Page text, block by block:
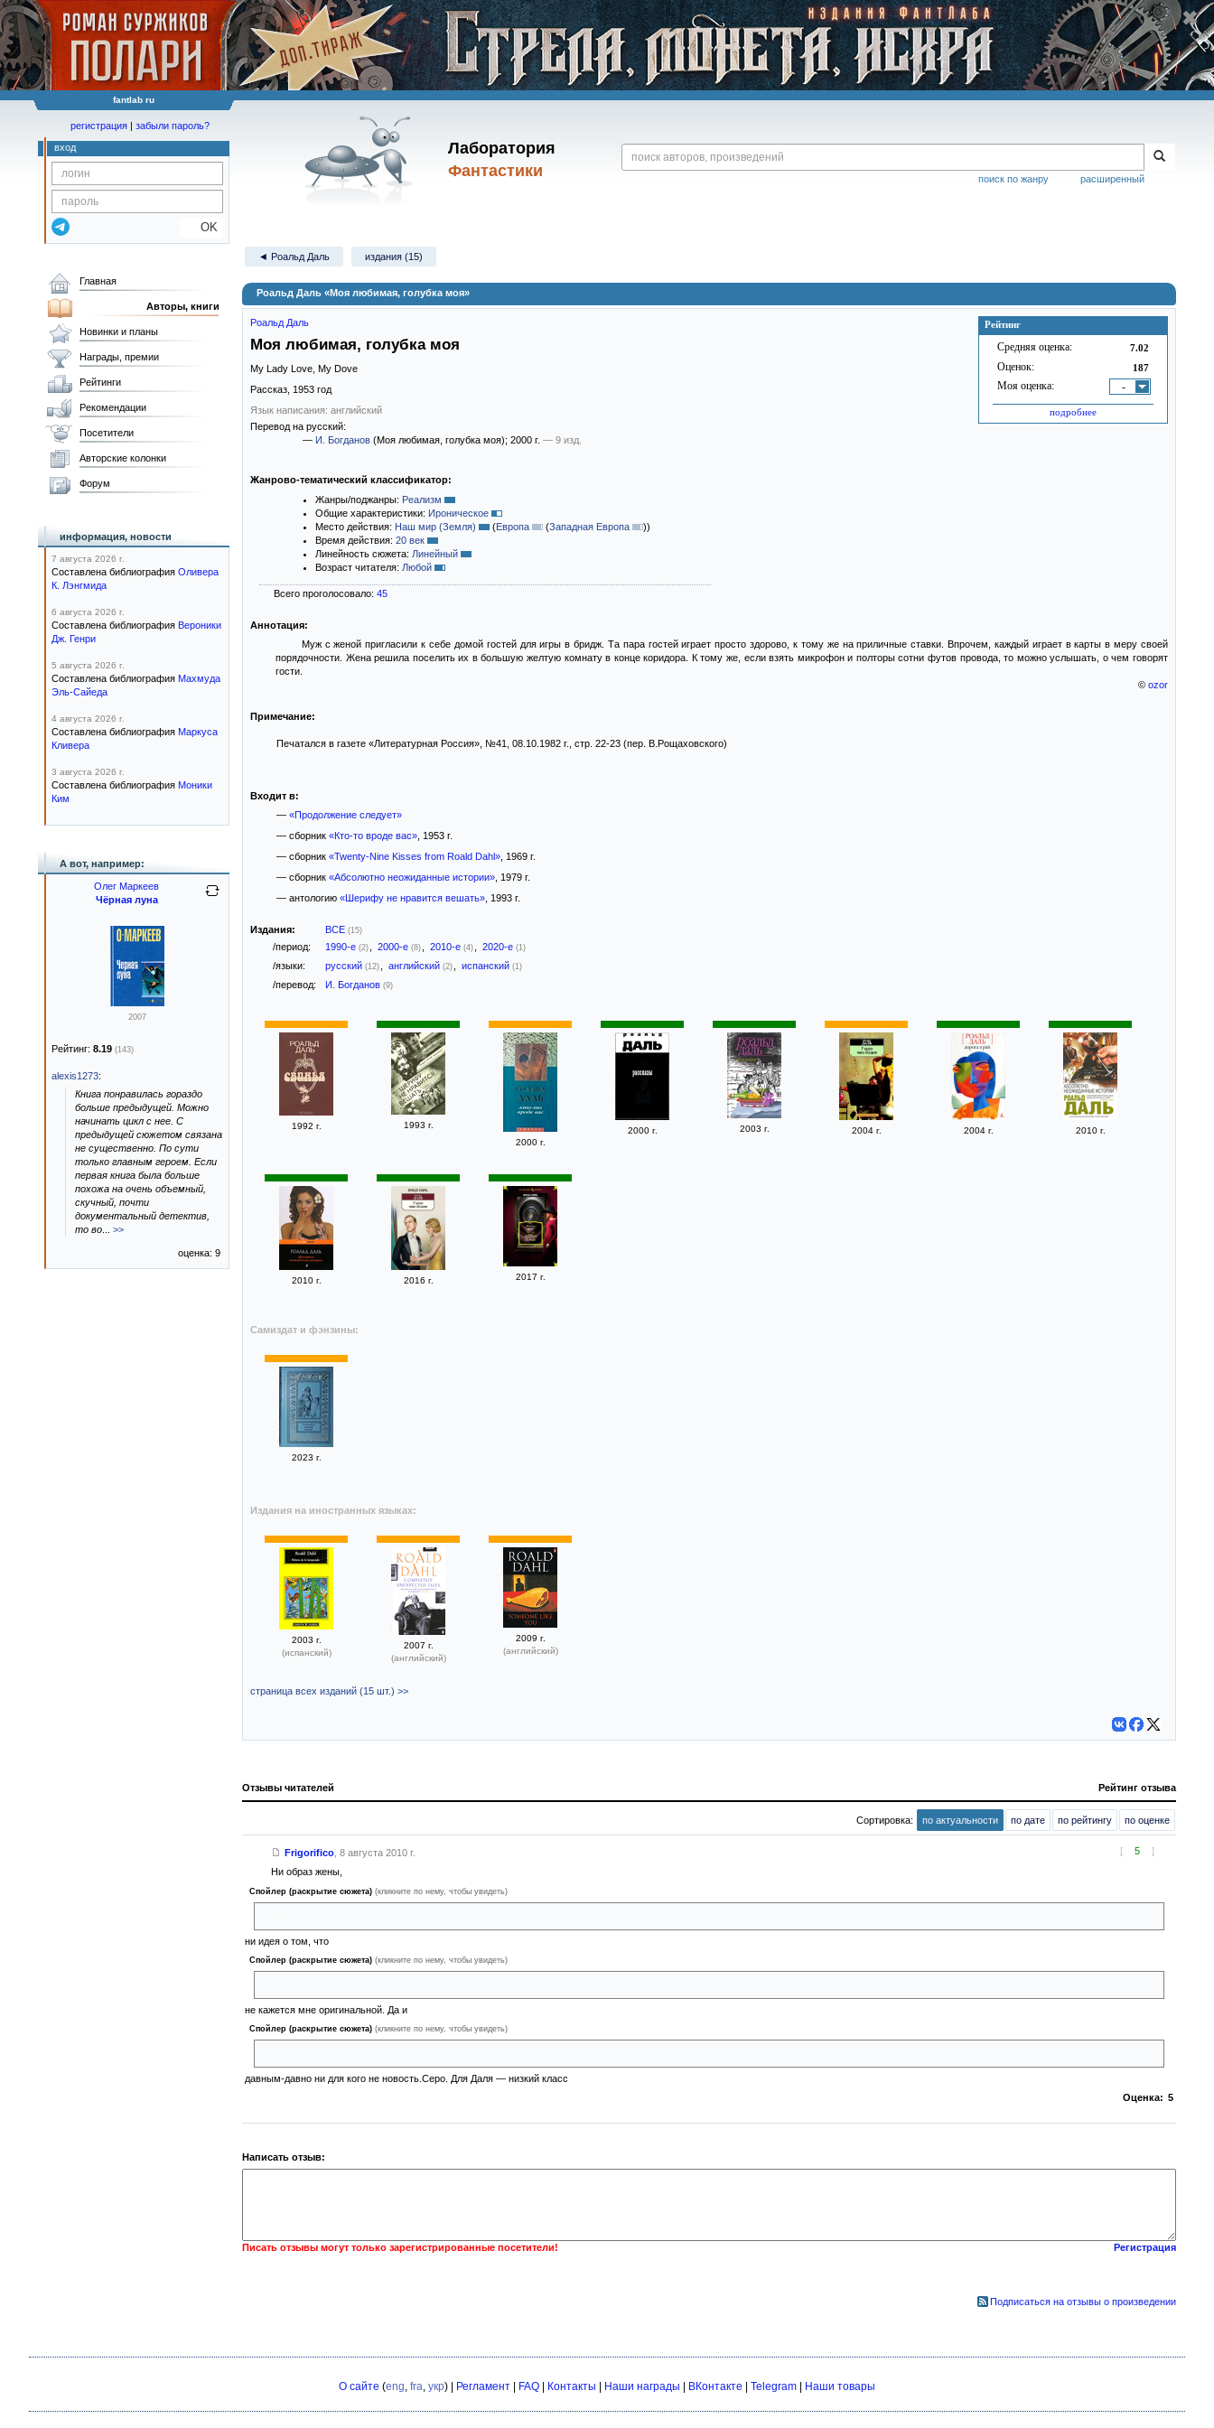
fantlab ru
Лаборатория
Фантастики
расширенный
поиск по жанру
регистрация | забыли пароль?
вход
OK
◄ Роальд Даль издания (15)
Роальд Даль «Моя любимая, голубка моя»
Рейтинг
Средняя оценка: 7.02
Оценок: 187
Моя оценка: -
подробнее
Роальд Даль
Моя любимая, голубка моя
My Lady Love, My Dove
Рассказ, 1953 год
Язык написания: английский
Перевод на русский:
— И. Богданов (Моя любимая, голубка моя); 2000 г. — 9 изд.
Жанрово-тематический классификатор:
Жанры/поджанры: Реализм
Общие характеристики: Ироническое
Место действия: Наш мир (Земля) (Европа (Западная Европа ))
Время действия: 20 век
Линейность сюжета: Линейный
Возраст читателя: Любой
Всего проголосовало: 45
Аннотация:
Муж с женой пригласили к себе домой гостей для игры в бридж. Та пара гостей играет просто здорово, к тому же на приличные ставки. Впрочем, каждый играет в карты в меру своей
порядочности. Жена решила поселить их в большую желтую комнату в конце коридора. К тому же, если взять микрофон и полторы сотни футов провода, то можно услышать, о чем говорят
гости.
© ozor
Примечание:
Печатался в газете «Литературная Россия», №41, 08.10.1982 г., стр. 22-23 (пер. В.Рощаховского)
Входит в:
— «Продолжение следует»
— сборник «Кто-то вроде вас», 1953 г.
— сборник «Twenty-Nine Kisses from Roald Dahl», 1969 г.
— сборник «Абсолютно неожиданные истории», 1979 г.
— антологию «Шерифу не нравится вешать», 1993 г.
Издания: ВСЕ (15)
/период: 1990-е (2) 2000-е (8) 2010-е (4) 2020-е (1)
/языки: русский (12) английский (2) испанский (1)
/перевод: И. Богданов (9)
1992 г.
1993 г.
2000 г.
2000 г. 2003 г. 2004 г. 2004 г. 2010 г.
2010 г. 2016 г. 2017 г.
Самиздат и фэнзины:
2023 г.
Издания на иностранных языках:
2003 г.
(испанский)
2007 г.
(английский)
2009 г.
(английский)
страница всех изданий (15 шт.) >>
Отзывы читателей Рейтинг отзыва
Сортировка: по актуальности по дате по рейтингу по оценке
[ 5 ]
Frigorifico, 8 августа 2010 г.
Ни образ жены,
Спойлер (раскрытие сюжета) (кликните по нему, чтобы увидеть)
ни идея о том, что
Спойлер (раскрытие сюжета) (кликните по нему, чтобы увидеть)
не кажется мне оригинальной. Да и
Спойлер (раскрытие сюжета) (кликните по нему, чтобы увидеть)
давным-давно ни для кого не новость.Серо. Для Даля — низкий класс
Оценка: 5
Написать отзыв:
Писать отзывы могут только зарегистрированные посетители! Регистрация
Подписаться на отзывы о произведении
Главная
Авторы, книги
Новинки и планы
Награды, премии
Рейтинги
Рекомендации
Посетители
Авторские колонки
Форум
информация, новости
7 августа 2026 г.
Составлена библиография Оливера
К. Лэнгмида
6 августа 2026 г.
Составлена библиография Вероники
Дж. Генри
5 августа 2026 г.
Составлена библиография Махмуда
Эль-Сайеда
4 августа 2026 г.
Составлена библиография Маркуса
Кливера
3 августа 2026 г.
Составлена библиография Моники
Ким
А вот, например:
Олег Маркеев
Чёрная луна
2007
Рейтинг: 8.19 (143)
alexis1273:
Книга понравилась гораздо
больше предыдущей. Можно
начинать цикл с нее. С
предыдущей сюжетом связана
не существенно. По сути
только главным героем. Если
первая книга была больше
похожа на очень объемный,
скучный, почти
документальный детектив,
то во
>>
оценка: 9
О сайте (eng, fra, укр) | Регламент FAQ Контакты Наши награды ВКонтакте Telegram Наши товары